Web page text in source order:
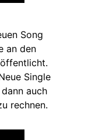
Song
an den
Single
auch
rechnen.